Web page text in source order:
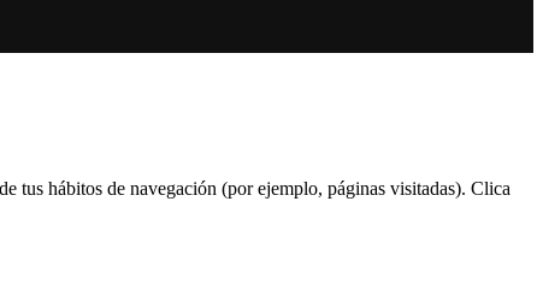
tus hábitos de navegación (por ejemplo, páginas visitadas). Clica